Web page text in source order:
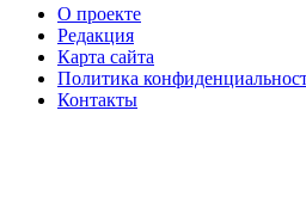
О проекте
Редакция
Карта сайта
Политика
Контакты